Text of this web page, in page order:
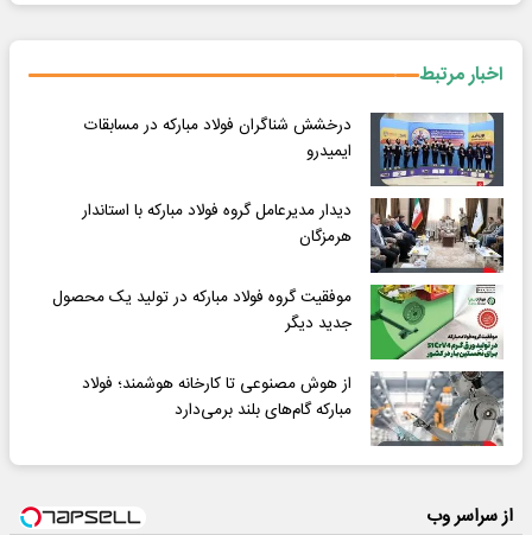
اخبار مرتبط
درخشش شناگران فولاد مبارکه در مسابقات
ایمیدرو
دیدار مدیرعامل گروه فولاد مبارکه با استاندار
هرمزگان
موفقیت گروه فولاد مبارکه در تولید یک محصول
جدید دیگر
از هوش مصنوعی تا کارخانه هوشمند؛ فولاد
مبارکه گام‌های بلند برمی‌دارد
از سراسر وب